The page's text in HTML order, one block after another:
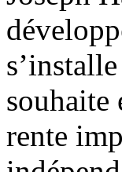
souhaite
rente